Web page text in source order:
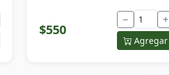
$550
− +
Agregar